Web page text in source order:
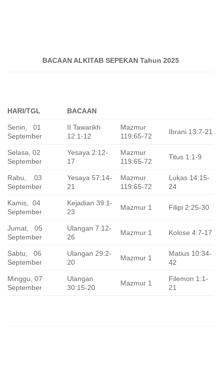
BACAAN ALKITAB SEPEKAN Tahun 2025
HARI/TGL BACAAN
Senin, 01
September
II Tawarikh
12:1-12
Mazmur
119:65-72
Ibrani 13:7-21
Selasa, 02
September
Yesaya 2:12-
17
Mazmur
119:65-72
Titus 1:1-9
Rabu, 03
September
Yesaya 57:14-
21
Mazmur
119:65-72
Lukas 14:15-
24
Kamis, 04
September
Kejadian 39:1-
23
Mazmur 1 Filipi 2:25-30
Jumat, 05
September
Ulangan 7:12-
26
Mazmur 1 Kolose 4:7-17
Sabtu, 06
September
Ulangan 29:2-
20
Mazmur 1
Matius 10:34-
42
Minggu, 07
September
Ulangan
30:15-20
Mazmur 1
Filemon 1:1-
21